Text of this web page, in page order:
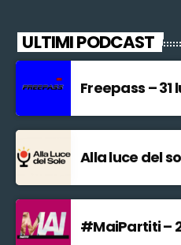
ULTIMI PODCAST
Freepass – 31
Alla luce del
#MaiPartiti –